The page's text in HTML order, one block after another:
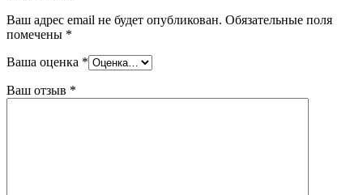
Ваш адрес email не будет опубликован. Обязательные поля
помечены *
Ваша оценка *
Ваш отзыв *